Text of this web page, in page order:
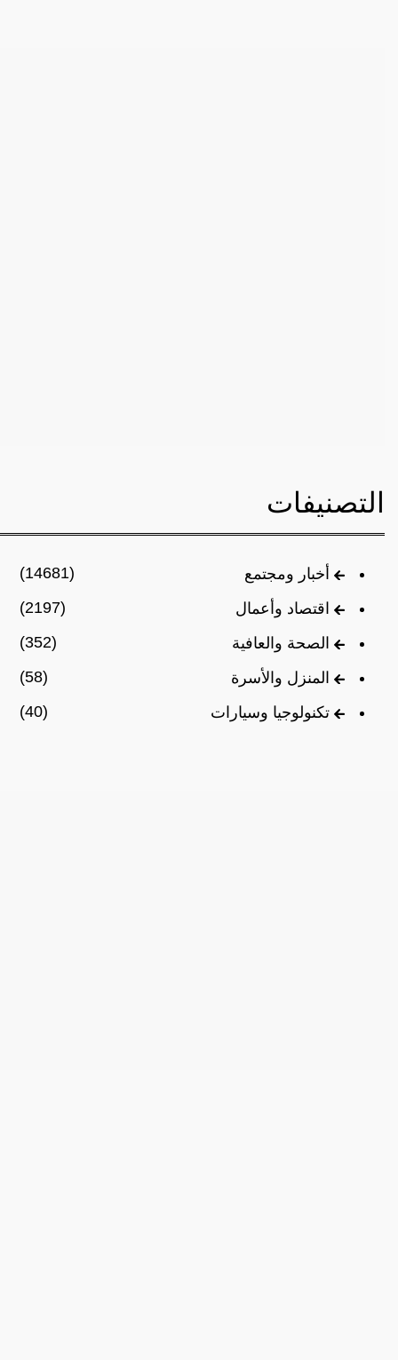
التصنيفات
أخبار ومجتمع
(14681)
اقتصاد وأعمال
(2197)
الصحة والعافية
(352)
المنزل والأسرة
(58)
تكنولوجيا وسيارات
(40)